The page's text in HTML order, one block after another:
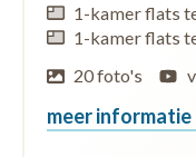
1-kamer flats
1-kamer flats
20 foto's
meer informatie